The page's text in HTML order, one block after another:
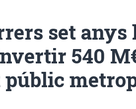
set anys
540